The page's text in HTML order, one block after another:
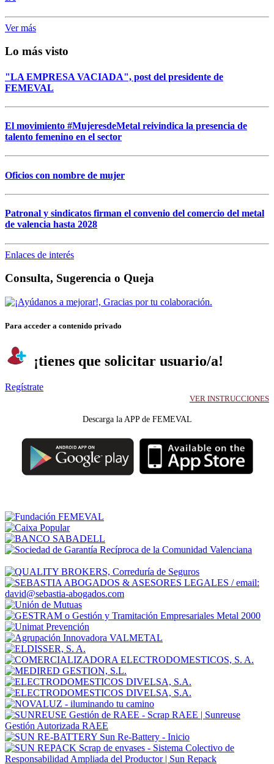
Ver más
Lo más visto
"LA EMPRESA VACIADA", post del presidente de
FEMEVAL
El movimiento #MujeresdeMetal reivindica la presencia de
talento femenino en el sector
Oficios con nombre de mujer
Patronal y sindicatos firman el convenio del comercio del metal
de valencia hasta 2028
Enlaces de interés
Consulta, Sugerencia o Queja
Para acceder a contenido privado
¡tienes que solicitar usuario/a!
Regístrate
VER INSTRUCCIONES
Descarga la APP de FEMEVAL